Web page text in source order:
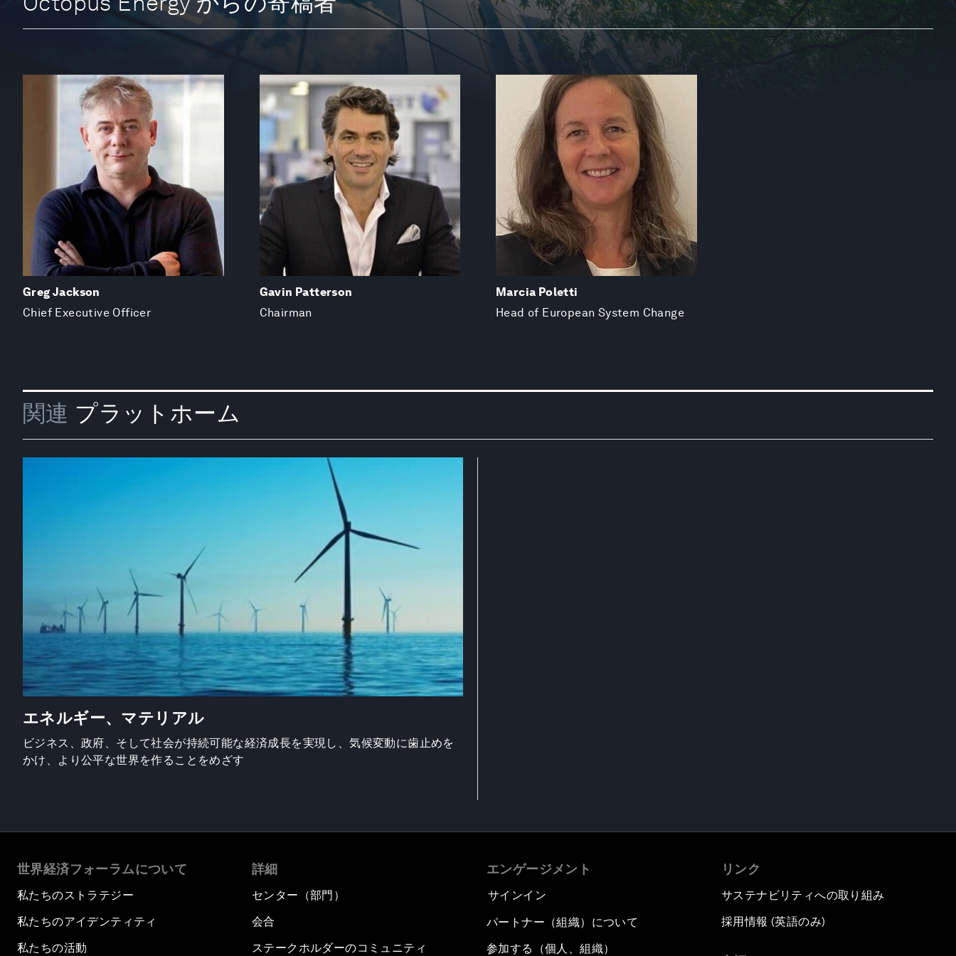
Greg Jackson
Chief Executive Officer
Gavin Patterson
Chairman
Marcia Poletti
Head of European System Change
関連 プラットホーム
エネルギー、マテリアル
ビジネス、政府、そして社会が持続可能な経済成長を実現し、気候変動に歯止めを
かけ、より公平な世界を作ることをめざす
世界経済フォーラムについて
私たちのストラテジー
私たちのアイデンティティ
私たちの活動
詳細
センター（部門）
会合
ステークホルダーのコミュニティ
エンゲージメント
サインイン
パートナー（組織）について
参加する（個人、組織）
リンク
サステナビリティへの取り組み
採用情報 (英語のみ)